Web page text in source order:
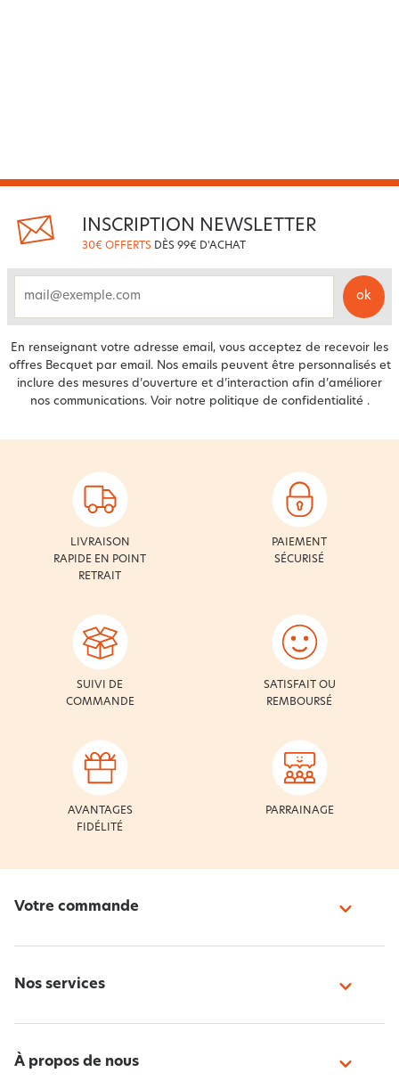
INSCRIPTION NEWSLETTER
30€ OFFERTS DÈS 99€ D'ACHAT
ok
En renseignant votre adresse email, vous acceptez de recevoir les
offres Becquet par email. Nos emails peuvent être personnalisés et
inclure des mesures d’ouverture et d’interaction afin d’améliorer
nos communications. Voir notre politique de confidentialité .
LIVRAISON
RAPIDE EN POINT
RETRAIT
PAIEMENT
SÉCURISÉ
SUIVI DE
COMMANDE
SATISFAIT OU
REMBOURSÉ
AVANTAGES
FIDÉLITÉ
PARRAINAGE
Votre commande
Nos services
À propos de nous